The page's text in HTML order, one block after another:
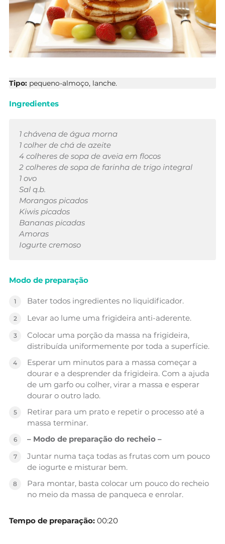
Tipo: pequeno-almoço, lanche.
Ingredientes
1 chávena de água morna
1 colher de chá de azeite
4 colheres de sopa de aveia em flocos
2 colheres de sopa de farinha de trigo integral
1 ovo
Sal q.b.
Morangos picados
Kiwis picados
Bananas picadas
Amoras
Iogurte cremoso
Modo de preparação
Bater todos ingredientes no liquidificador.
Levar ao lume uma frigideira anti-aderente.
Colocar uma porção da massa na frigideira,
distribuída uniformemente por toda a superfície.
Esperar um minutos para a massa começar a
dourar e a desprender da frigideira. Com a ajuda
de um garfo ou colher, virar a massa e esperar
dourar o outro lado.
Retirar para um prato e repetir o processo até a
massa terminar.
– Modo de preparação do recheio –
Juntar numa taça todas as frutas com um pouco
de iogurte e misturar bem.
Para montar, basta colocar um pouco do recheio
no meio da massa de panqueca e enrolar.
Tempo de preparação: 00:20